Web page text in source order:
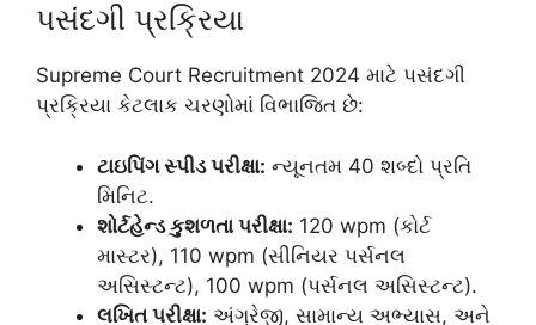
પસંદગી પ્રક્રિયા
Supreme Court Recruitment 2024 માટે પસંદગી
પ્રક્રિયા કેટલાક ચરણોમાં વિભાજિત છે:
ટાઇપિંગ સ્પીડ પરીક્ષા: ન્યૂનતમ 40 શબ્દો પ્રતિ
મિનિટ.
શોર્ટહેન્ડ કુશળતા પરીક્ષા: 120 wpm (કોર્ટ
માસ્ટર), 110 wpm (સીનિયર પર્સનલ
અસિસ્ટન્ટ), 100 wpm (પર્સનલ અસિસ્ટન્ટ).
લખિત પરીક્ષા: અંગ્રેજી, સામાન્ય અભ્યાસ, અને